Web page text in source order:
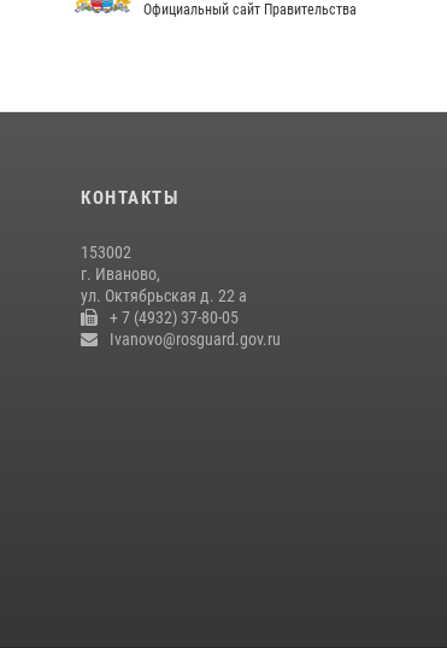
Официальный сайт Правительства
КОНТАКТЫ
153002
г. Иваново,
ул. Октябрьская д. 22 а
+ 7 (4932) 37-80-05
Ivanovo@rosguard.gov.ru